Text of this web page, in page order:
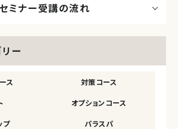
セミナー受講の流れ
ー
ス 対策コース
オプションコース
プ パラスパ